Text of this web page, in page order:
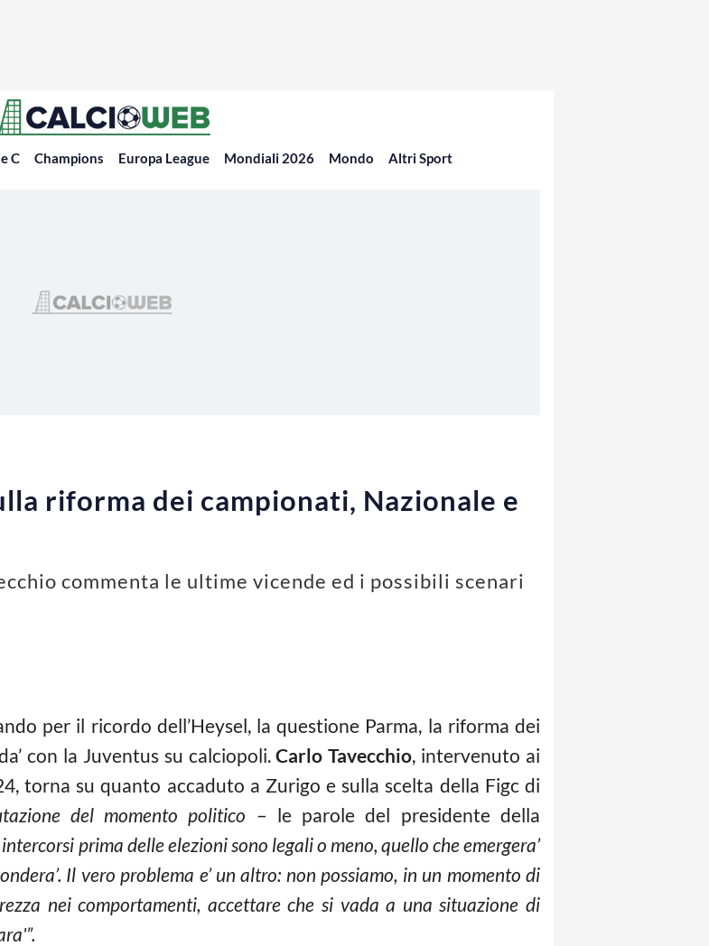
C Champions Europa League Mondiali 2026 Mondo Altri Sport
riforma dei campionati, Nazionale e
commenta le ultime vicende ed i possibili scenari
per il ricordo dell’Heysel, la questione Parma, la riforma dei
con la Juventus su calciopoli.Carlo Tavecchio, intervenuto ai
torna su quanto accaduto a Zurigo e sulla scelta della Figc di
del momento politico – le parole del presidente della
prima delle elezioni sono legali o meno, quello che emergera’
Il vero problema e’ un altro: non possiamo, in un momento di
nei comportamenti, accettare che si vada a una situazione di